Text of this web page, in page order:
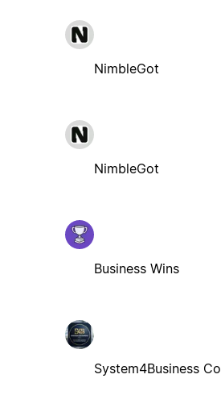
NimbleGot
NimbleGot
Business Wins
System4Business Co